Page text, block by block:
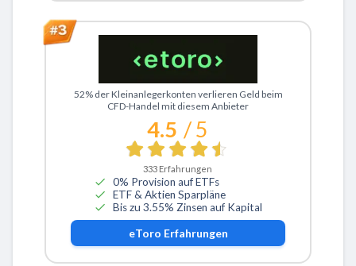
Zu eToro
52% der Kleinanlegerkonten verlieren Geld beim
CFD-Handel mit diesem Anbieter
4.5 / 5
333 Erfahrungen
0% Provision auf ETFs
ETF & Aktien Sparpläne
Bis zu 3.55% Zinsen auf Kapital
eToro Erfahrungen